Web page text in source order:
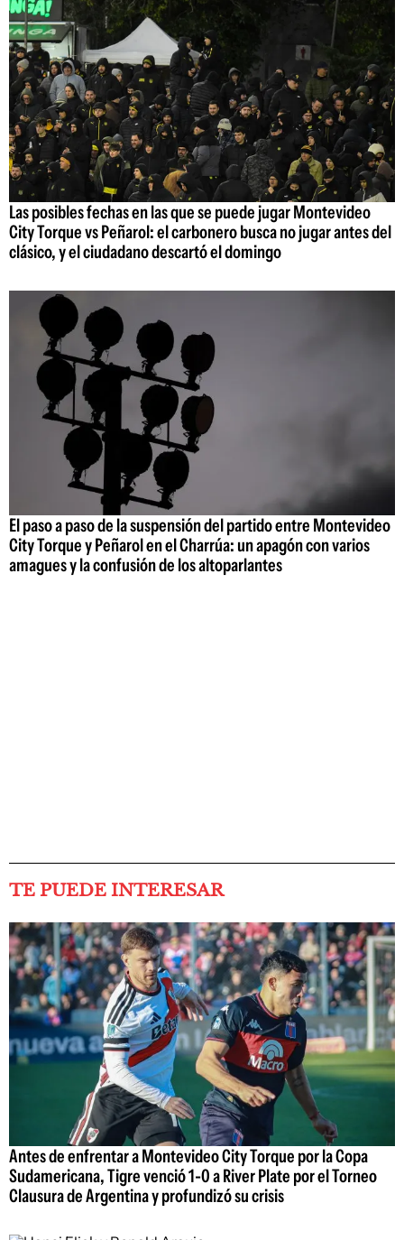
Las posibles fechas en las que se puede jugar Montevideo
City Torque vs Peñarol: el carbonero busca no jugar antes del
clásico, y el ciudadano descartó el domingo
El paso a paso de la suspensión del partido entre Montevideo
City Torque y Peñarol en el Charrúa: un apagón con varios
amagues y la confusión de los altoparlantes
TE PUEDE INTERESAR
Antes de enfrentar a Montevideo City Torque por la Copa
Sudamericana, Tigre venció 1-0 a River Plate por el Torneo
Clausura de Argentina y profundizó su crisis